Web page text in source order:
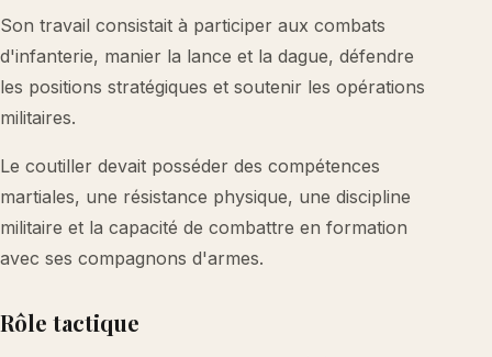
Son travail consistait à participer aux combats
d'infanterie, manier la lance et la dague, défendre
les positions stratégiques et soutenir les opérations
militaires.
Le coutiller devait posséder des compétences
martiales, une résistance physique, une discipline
militaire et la capacité de combattre en formation
avec ses compagnons d'armes.
Rôle tactique